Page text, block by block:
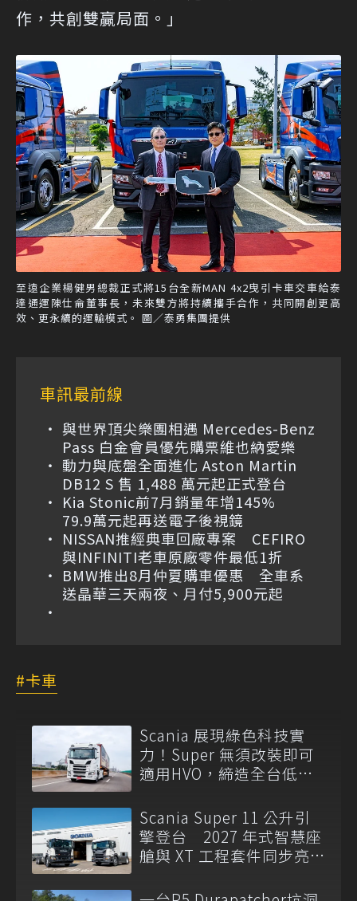
作，共創雙贏局面。」
至遠企業楊健男總裁正式將15台全新MAN 4x2曳引卡車交車給泰
達通運陳仕侖董事長，未來雙方將持續攜手合作，共同開創更高
效、更永續的運輸模式。 圖／泰勇集團提供
車訊最前線
與世界頂尖樂團相遇 Mercedes-Benz
Pass 白金會員優先購票維也納愛樂
動力與底盤全面進化 Aston Martin
DB12 S 售 1,488 萬元起正式登台
Kia Stonic前7月銷量年增145%
79.9萬元起再送電子後視鏡
NISSAN推經典車回廠專案 CEFIRO
與INFINITI老車原廠零件最低1折
BMW推出8月仲夏購車優惠 全車系
送晶華三天兩夜、月付5,900元起
卡車
Scania 展現綠色科技實
力！Super 無須改裝即可
適用HVO，締造全台低碳
Scania Super 11 公升引
擎登台 2027 年式智慧座
艙與 XT 工程套件同步亮